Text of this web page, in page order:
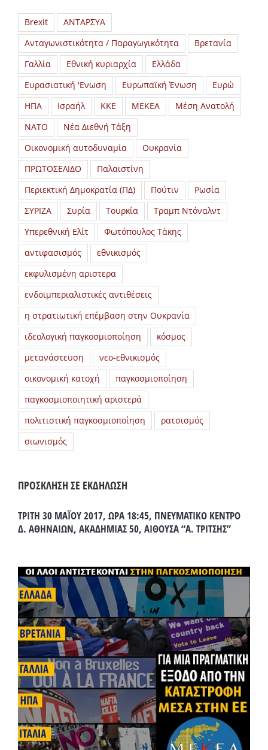
Brexit
ΑΝΤΑΡΣΥΑ
Ανταγωνιστικότητα / Παραγωγικότητα
Βρετανία
Γαλλία
Εθνική κυριαρχία
Ελλάδα
Ευρασιατική 'Ενωση
Ευρωπαϊκή Ένωση
Ευρώ
ΗΠΑ
Ισραήλ ΚΚΕ ΜΕΚΕΑ
Μέση Ανατολή
ΝΑΤΟ
Νέα Διεθνή Τάξη
Οικονομική αυτοδυναμία
Ουκρανία
ΠΡΩΤΟΣΕΛΙΔΟ
Παλαιστίνη
Περιεκτική Δημοκρατία (ΠΔ)
Πούτιν
Ρωσία
ΣΥΡΙΖΑ
Συρία Τουρκία
Τραμπ Ντόναλντ
Υπερεθνική Ελίτ
Φωτόπουλος Τάκης
αντιφασισμός
εθνικισμός
εκφυλισμένη αριστερα
ενδοϊμπεριαλιστικές αντιθέσεις
η στρατιωτική επέμβαση στην Ουκρανία
ιδεολογική παγκοσμιοποίηση
κόσμος
μετανάστευση
νεο-εθνικισμός
οικονομική κατοχή
παγκοσμιοποίηση
παγκοσμιοποιητική αριστερά
πολιτιστική παγκοσμιοποίηση
ρατσισμός
σιωνισμός
ΠΡΟΣΚΛΗΣΗ ΣΕ ΕΚΔΗΛΩΣΗ
ΤΡΙΤΗ 30 ΜΑΪΟΥ 2017, ΩΡΑ 18:45, ΠΝΕΥΜΑΤΙΚΟ ΚΕΝΤΡΟ
Δ. ΑΘΗΝΑΙΩΝ, ΑΚΑΔΗΜΙΑΣ 50, ΑΙΘΟΥΣΑ “Α. ΤΡΙΤΣΗΣ”